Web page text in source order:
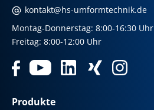
kontakt@hs-umformtechnik.de
Montag-Donnerstag: 8:00-16:30 Uhr
Freitag: 8:00-12:00 Uhr
Produkte